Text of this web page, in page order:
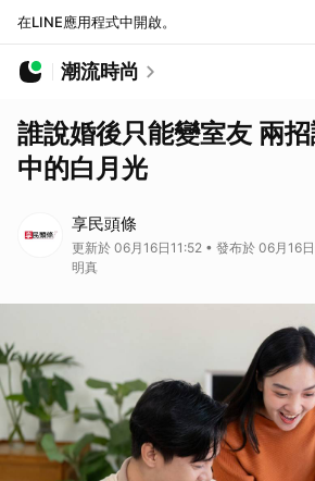
在LINE應用程式中開啟。
潮流時尚
誰說婚後只能變室友 兩
中的白月光
享民頭條
更新於 06月16日11:52 • 發布於 06月16
明真